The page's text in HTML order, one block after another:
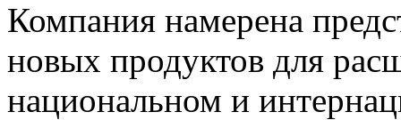
Компания намерена
новых продуктов для
национальном и